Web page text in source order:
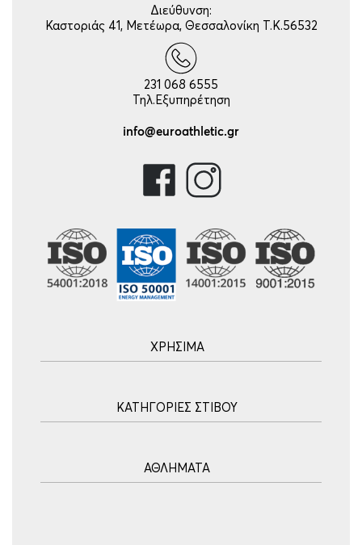
Διεύθυνση:
Καστοριάς 41, Μετέωρα, Θεσσαλονίκη Τ.Κ.56532
231 068 6555
Τηλ.Εξυπηρέτηση
info@euroathletic.gr
ΧΡΗΣΙΜΑ
Blog
Τρόποι Πληρωμής
ΚΑΤΗΓΟΡΙΕΣ ΣΤΙΒΟΥ
Σφυροβολία
ΑΘΛΗΜΑΤΑ